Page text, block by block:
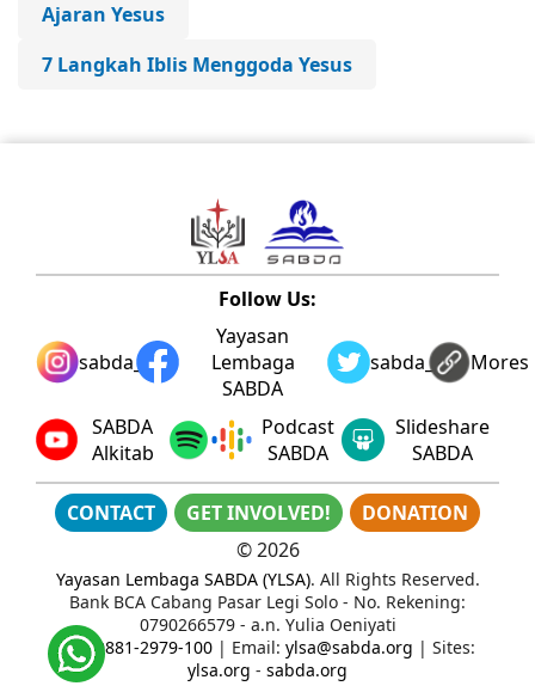
Ajaran Yesus
7 Langkah Iblis Menggoda Yesus
Follow Us:
sabda_ylsa
Yayasan
Lembaga
SABDA
sabda_ylsaMores
SABDA
Alkitab
Podcast
SABDA
Slideshare
SABDA
CONTACT GET INVOLVED!
DONATION
©2026
Yayasan Lembaga SABDA (YLSA). All Rights Reserved.
Bank BCA Cabang Pasar Legi Solo - No. Rekening:
0790266579 - a.n. Yulia Oeniyati
WA:0881-2979-100| Email: ylsa@sabda.org | Sites:
ylsa.org - sabda.org